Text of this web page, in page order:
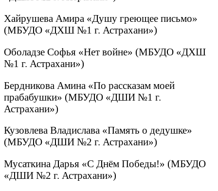
Хайрушева Амира «Душу греющее письмо»
(МБУДО «ДХШ №1 г. Астрахани»)
Оболадзе Софья «Нет войне» (МБУДО «ДХШ
№1 г. Астрахани»)
Бердникова Амина «По рассказам моей
прабабушки» (МБУДО «ДШИ №1 г.
Астрахани»)
Кузовлева Владислава «Память о дедушке»
(МБУДО «ДШИ №2 г. Астрахани»)
Мусаткина Дарья «С Днём Победы!» (МБУДО
«ДШИ №2 г. Астрахани»)